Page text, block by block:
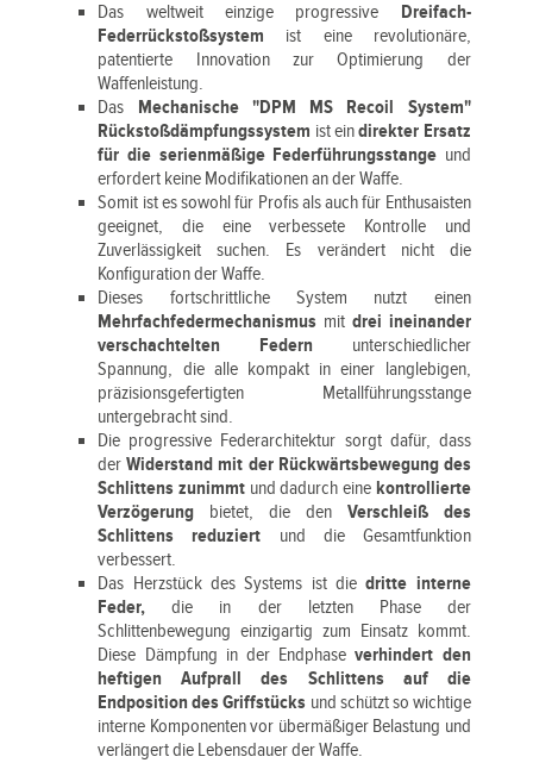
Das weltweit einzige progressive Dreifach-
Federrückstoßsystem ist eine revolutionäre,
patentierte Innovation zur Optimierung der
Waffenleistung.
Das Mechanische "DPM MS Recoil System"
Rückstoßdämpfungssystem ist eindirekter Ersatz
für die serienmäßige Federführungsstange und
erfordert keine Modifikationen an der Waffe.
Somit ist es sowohl für Profis als auch für Enthusaisten
geeignet, die eine verbessete Kontrolle und
Zuverlässigkeit suchen. Es verändert nicht die
Konfiguration der Waffe.
Dieses fortschrittliche System nutzt einen
Mehrfachfedermechanismus mit drei ineinander
verschachtelten Federn unterschiedlicher
Spannung, die alle kompakt in einer langlebigen,
präzisionsgefertigten Metallführungsstange
untergebracht sind.
Die progressive Federarchitektur sorgt dafür, dass
derWiderstand mit der Rückwärtsbewegung des
Schlittens zunimmt und dadurch eine kontrollierte
Verzögerung bietet, die den Verschleiß des
Schlittens reduziert und die Gesamtfunktion
verbessert.
Das Herzstück des Systems ist diedritte interne
Feder, die in der letzten Phase der
Schlittenbewegung einzigartig zum Einsatz kommt.
Diese Dämpfung in der Endphaseverhindert den
heftigen Aufprall des Schlittens auf die
Endposition des Griffstücks und schützt so wichtige
interne Komponenten vor übermäßiger Belastung und
verlängert die Lebensdauer der Waffe.